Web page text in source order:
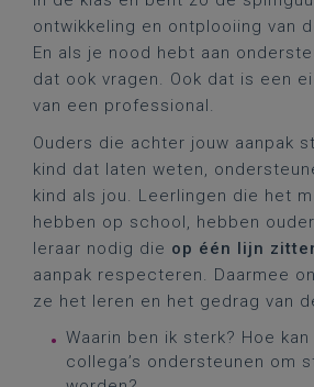
ontwikkeling en ontplooiing van
En als je nood hebt aan
dat ook vragen. Ook dat is een
van een professional.
Ouders die achter jouw aanpak
kind dat laten weten,
kind als jou. Leerlingen die het
hebben op school, hebben
leraar nodig die op één lijn
aanpak respecteren. Daarmee
ze het leren en het gedrag van
Waarin ben ik sterk? Hoe kan
collega’s ondersteunen om